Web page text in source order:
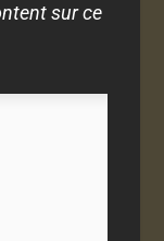
sur ce